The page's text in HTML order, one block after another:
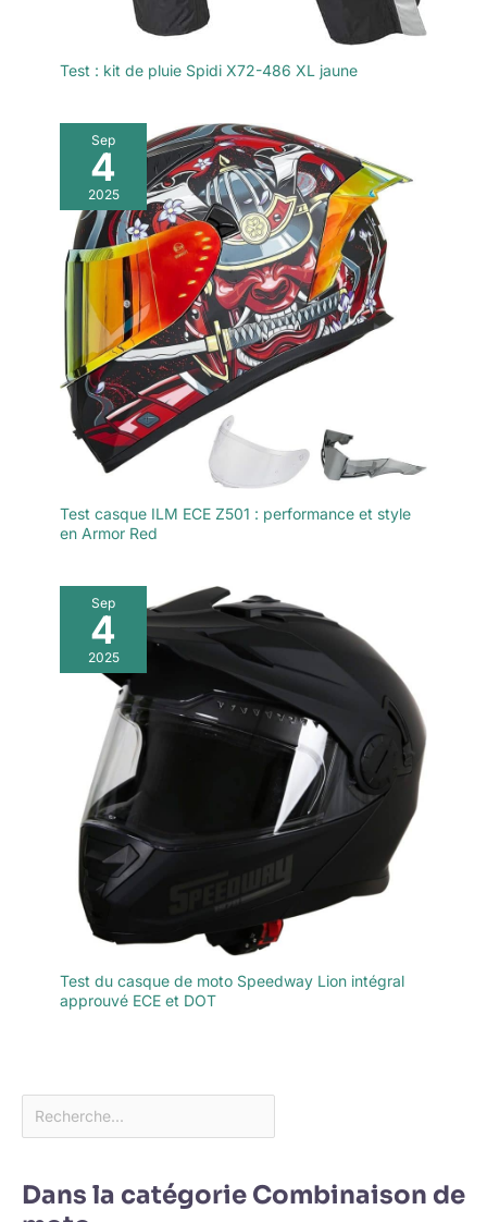
Test : kit de pluie Spidi X72-486 XL jaune
Sep
4
2025
Test casque ILM ECE Z501 : performance et style
en Armor Red
Sep
4
2025
Test du casque de moto Speedway Lion intégral
approuvé ECE et DOT
Dans la catégorie Combinaison de